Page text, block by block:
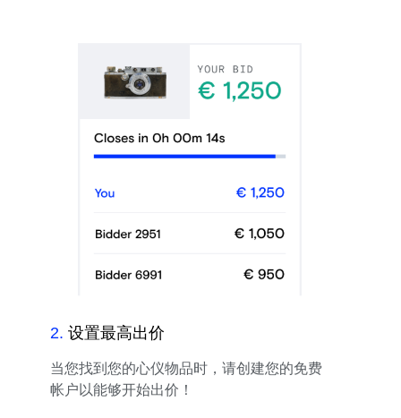
2. 设置最高出价
当您找到您的心仪物品时，请创建您的免费
帐户以能够开始出价！